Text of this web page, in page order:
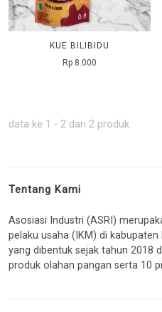
KUE BILIBIDU
Rp 8.000
data ke 1 - 2 dari 2 produk
Tentang Kami
Asosiasi Industri (ASRI)
pelaku usaha (IKM) di
yang dibentuk sejak tahun 2018
produk olahan pangan serta 10